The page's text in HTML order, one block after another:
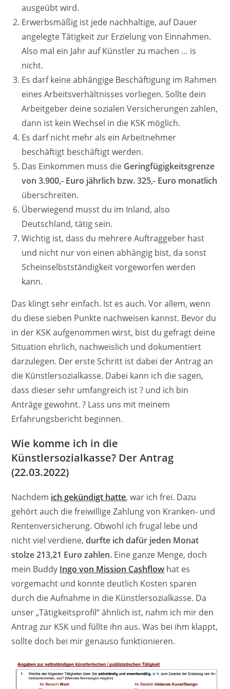
ausgeübt wird.
Erwerbsmäßig ist jede nachhaltige, auf Dauer
angelegte Tätigkeit zur Erzielung von Einnahmen.
Also mal ein Jahr auf Künstler zu machen … is
nicht.
Es darf keine abhängige Beschäftigung im Rahmen
eines Arbeitsverhältnisses vorliegen. Sollte dein
Arbeitgeber deine sozialen Versicherungen zahlen,
dann ist kein Wechsel in die KSK möglich.
Es darf nicht mehr als ein Arbeitnehmer
beschäftigt beschäftigt werden.
Das Einkommen muss die Geringfügigkeitsgrenze
von 3.900,- Euro jährlich bzw. 325,- Euro monatlich
überschreiten.
Überwiegend musst du im Inland, also
Deutschland, tätig sein.
Wichtig ist, dass du mehrere Auftraggeber hast
und nicht nur von einen abhängig bist, da sonst
Scheinselbstständigkeit vorgeworfen werden
kann.
Das klingt sehr einfach. Ist es auch. Vor allem, wenn
du diese sieben Punkte nachweisen kannst. Bevor du
in der KSK aufgenommen wirst, bist du gefragt deine
Situation ehrlich, nachweislich und dokumentiert
darzulegen. Der erste Schritt ist dabei der Antrag an
die Künstlersozialkasse. Dabei kann ich die sagen,
dass dieser sehr umfangreich ist ? und ich bin
Anträge gewohnt. ? Lass uns mit meinem
Erfahrungsbericht beginnen.
Wie komme ich in die
Künstlersozialkasse? Der Antrag
(22.03.2022)
Nachdem ich gekündigt hatte, war ich frei. Dazu
gehört auch die freiwillige Zahlung von Kranken- und
Rentenversicherung. Obwohl ich frugal lebe und
nicht viel verdiene,durfte ich dafür jeden Monat
stolze 213,21 Euro zahlen. Eine ganze Menge, doch
mein Buddy Ingo von Mission Cashflow hat es
vorgemacht und konnte deutlich Kosten sparen
durch die Aufnahme in die Künstlersozialkasse. Da
unser „Tätigkeitsprofil“ ähnlich ist, nahm ich mir den
Antrag zur KSK und füllte ihn aus. Was bei ihm klappt,
sollte doch bei mir genauso funktionieren.